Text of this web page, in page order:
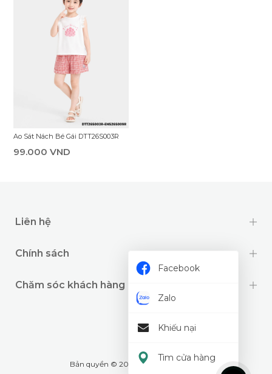
Ao Sát Nách Bé Gái DTT26S003R
99.000 VND
Liên hệ
Chính sách
Chăm sóc khách hàng
Bản quyền © 2024 thuộc về Wookids
Facebook
Zalo
Khiếu nại
Tìm cửa hàng